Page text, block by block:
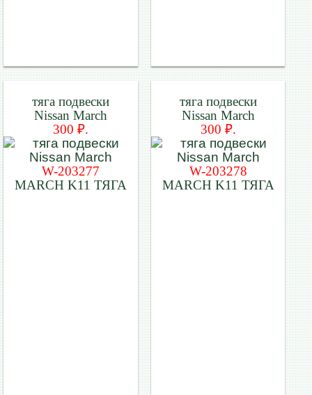
тяга подвески
Nissan March
300 ₽.
W-203277
MARCH K11 ТЯГА
тяга подвески
Nissan March
300 ₽.
W-203278
MARCH K11 ТЯГА